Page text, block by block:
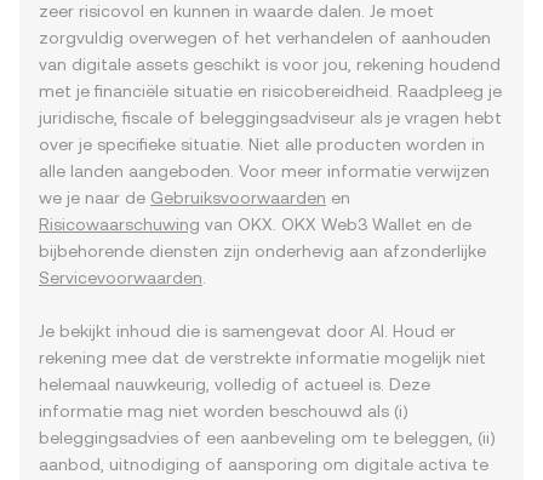
zeer risicovol en kunnen in waarde dalen. Je moet
zorgvuldig overwegen of het verhandelen of aanhouden
van digitale assets geschikt is voor jou, rekening houdend
met je financiële situatie en risicobereidheid. Raadpleeg je
juridische, fiscale of beleggingsadviseur als je vragen hebt
over je specifieke situatie. Niet alle producten worden in
alle landen aangeboden. Voor meer informatie verwijzen
we je naar de Gebruiksvoorwaarden en
Risicowaarschuwing van OKX. OKX Web3 Wallet en de
bijbehorende diensten zijn onderhevig aan afzonderlijke
Servicevoorwaarden
Je bekijkt inhoud die is samengevat door AI. Houd er
rekening mee dat de verstrekte informatie mogelijk niet
helemaal nauwkeurig, volledig of actueel is. Deze
informatie mag niet worden beschouwd als (i)
beleggingsadvies of een aanbeveling om te beleggen, (ii)
aanbod, uitnodiging of aansporing om digitale activa te